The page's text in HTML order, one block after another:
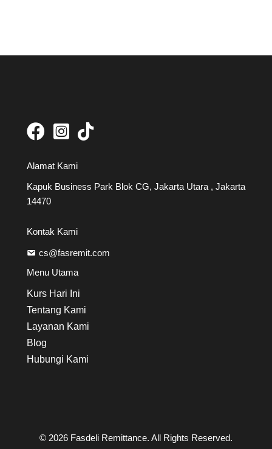
Alamat Kami
Kapuk Business Park Blok CG, Jakarta Utara , Jakarta
14470
Kontak Kami
cs@fasremit.com
Menu Utama
Kurs Hari Ini
Tentang Kami
Layanan Kami
Blog
Hubungi Kami
© 2026 Fasdeli Remittance. All Rights Reserved.